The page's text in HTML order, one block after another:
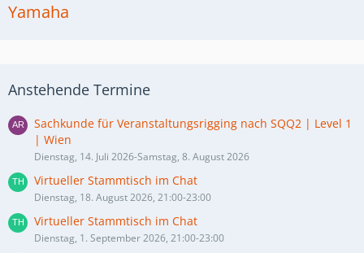
Yamaha
Anstehende Termine
Sachkunde für Veranstaltungsrigging nach SQQ2 | Level 1
| Wien
Dienstag, 14. Juli 2026-Samstag, 8. August 2026
Virtueller Stammtisch im Chat
Dienstag, 18. August 2026, 21:00-23:00
Virtueller Stammtisch im Chat
Dienstag, 1. September 2026, 21:00-23:00